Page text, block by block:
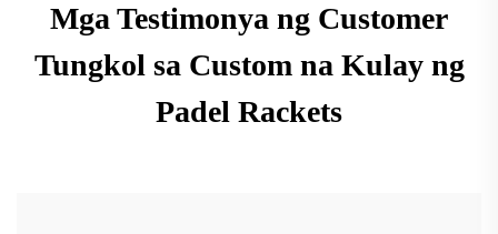
Mga Testimonya ng Customer
Tungkol sa Custom na Kulay ng
Padel Rackets